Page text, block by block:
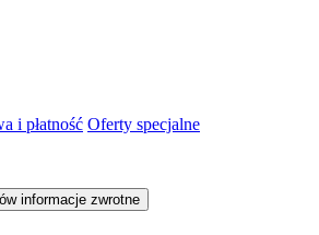
i płatność Oferty specjalne
informacje zwrotne